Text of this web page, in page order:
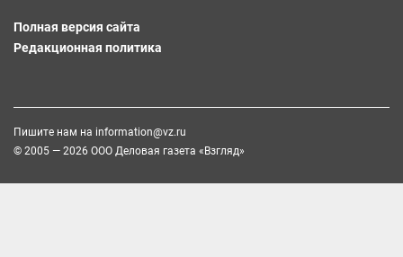
Полная версия сайта
Редакционная политика
Пишите нам на information@vz.ru
© 2005 — 2026 ООО Деловая газета «Взгляд»